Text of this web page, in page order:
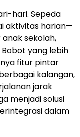
hari. Sepeda
aktivitas harian—
sekolah,
yang lebih
fitur pintar
kalangan,
jarak
menjadi solusi
dalam